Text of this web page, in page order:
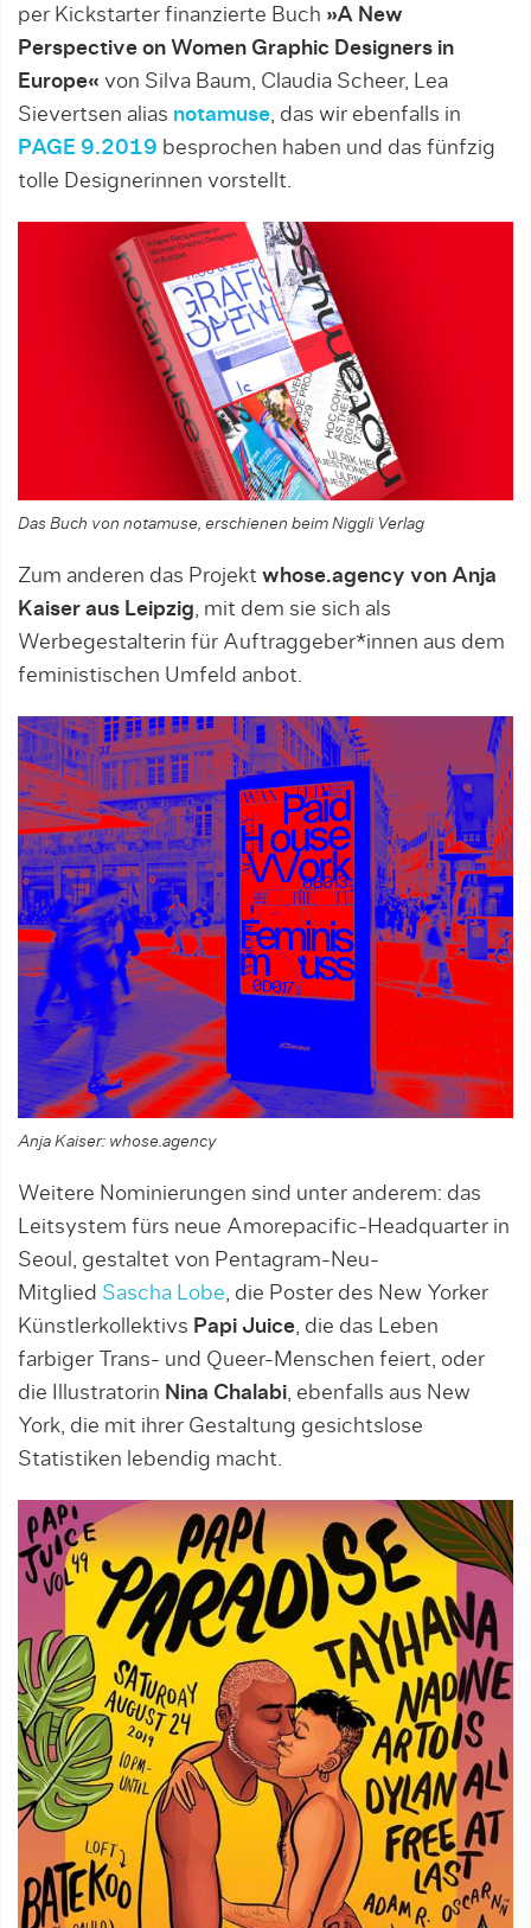
per Kickstarter finanzierte Buch »A New
Perspective on Women Graphic Designers in
Europe« von Silva Baum, Claudia Scheer, Lea
Sievertsen alias notamuse, das wir ebenfalls in
PAGE 9.2019 besprochen haben und das fünfzig
tolle Designerinnen vorstellt.
Das Buch von notamuse, erschienen beim Niggli Verlag
Zum anderen das Projekt whose.agency von Anja
Kaiser aus Leipzig, mit dem sie sich als
Werbegestalterin für Auftraggeber*innen aus dem
feministischen Umfeld anbot.
Anja Kaiser: whose.agency
Weitere Nominierungen sind unter anderem: das
Leitsystem fürs neue Amorepacific-Headquarter in
Seoul, gestaltet von Pentagram-Neu-
Mitglied Sascha Lobe, die Poster des New Yorker
Künstlerkollektivs Papi Juice, die das Leben
farbiger Trans- und Queer-Menschen feiert, oder
die Illustratorin Nina Chalabi, ebenfalls aus New
York, die mit ihrer Gestaltung gesichtslose
Statistiken lebendig macht.